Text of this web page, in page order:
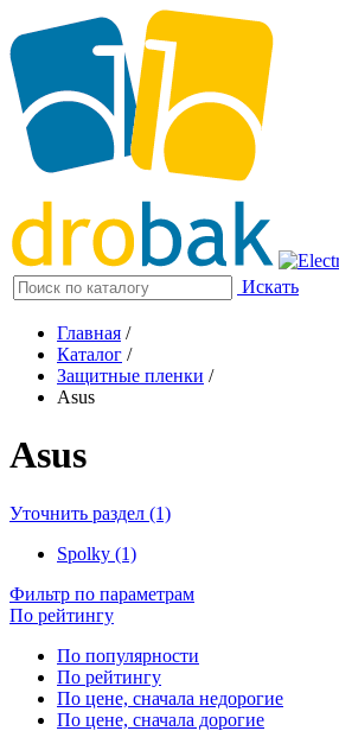
Искать
Главная /
Каталог /
Защитные пленки /
Asus
Asus
Уточнить раздел (1)
Spolky (1)
Фильтр по параметрам
По рейтингу
По популярности
По рейтингу
По цене, сначала недорогие
По цене, сначала дорогие